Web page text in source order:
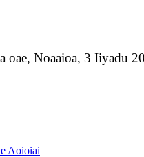
oae, Noaaioa, 3 Iiyadu
Aoioiai